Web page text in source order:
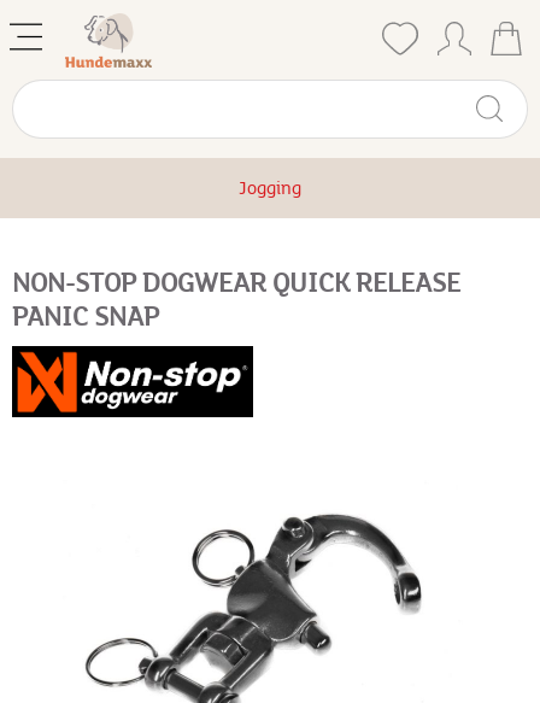
Jogging
NON-STOP DOGWEAR QUICK RELEASE
PANIC SNAP